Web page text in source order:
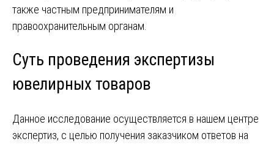
также частным предпринимателям и
правоохранительным органам.
Суть проведения экспертизы
ювелирных товаров
Данное исследование осуществляется в нашем центре
экспертиз, с целью получения заказчиком ответов на